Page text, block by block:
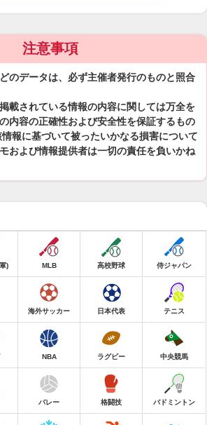
注意事項
のデータは、必ず主催者発行のものと照合
載されている情報の内容に関しては万全を
内容の正確性および安全性を保証するもの
報に基づいて被ったいかなる損害について
および情報提供者は一切の責任を負いかね
) MLB 高校野球 侍ジャパン
海外サッカー 日本代表 テニス
NBA ラグビー 中央競馬
バレー 格闘技 バドミントン